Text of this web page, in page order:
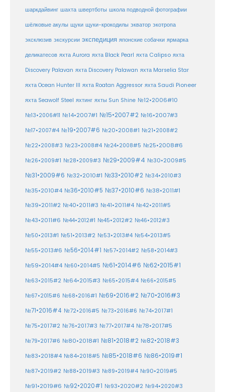
шаркдайвинг шахта швертботы школа подводной фотографии
шёлковые акулы щуки щуки-крокодилы экватор экотропа
эксклюзив экскурсии экспедиция японские собачки ярмарка
деликатесов яхта Aurora яхта Black Pearl яхта Calipso яхта
Discovery Palavan яхта Discovery Palawan яхта Marselia Star
яхта Ocean Hunter III яхта Roatan Aggressor яхта Saudi Pioneer
яхта Seawolf Steel яхтинг яхты Sun Shine №12•2006#10
№13•2006#11 №14•2007#1 №15•2007#2 №16•2007#3
№17•2007#4 №19•2007#6 №20•2008#1 №21•2008#2
№22•2008#3 №23•2008#4 №24•2008#5 №25•2008#6
№26•2009#1 №28•2009#3 №29•2009#4 №30•2009#5
№31•2009#6 №32•2010#1 №33•2010#2 №34•2010#3
№35•2010#4 №36•2010#5 №37•2010#6 №38•2011#1
№39•2011#2 №40•2011#3 №41•2011#4 №42•2011#5
№43•2011#6 №44•2012#1 №45•2012#2 №46•2012#3
№50•2013#1 №51•2013#2 №53•2013#4 №54•2013#5
№55•2013#6 №56•2014#1 №57•2014#2 №58•2014#3
№59•2014#4 №60•2014#5 №61•2014#6 №62•2015#1
№63•2015#2 №64•2015#3 №65•2015#4 №66•2015#5
№67•2015#6 №68•2016#1 №69•2016#2 №70•2016#3
№71•2016#4 №72•2016#5 №73•2016#6 №74•2017#1
№75•2017#2 №76•2017#3 №77•2017#4 №78•2017#5
№79•2017#6 №80•2018#1 №81•2018#2 №82•2018#3
№83•2018#4 №84•2018#5 №85•2018#6 №86•2019#1
№87•2019#2 №88•2019#3 №89•2019#4 №90•2019#5
№91•2019#6 №92•2020#1 №93•2020#2 №94•2020#3